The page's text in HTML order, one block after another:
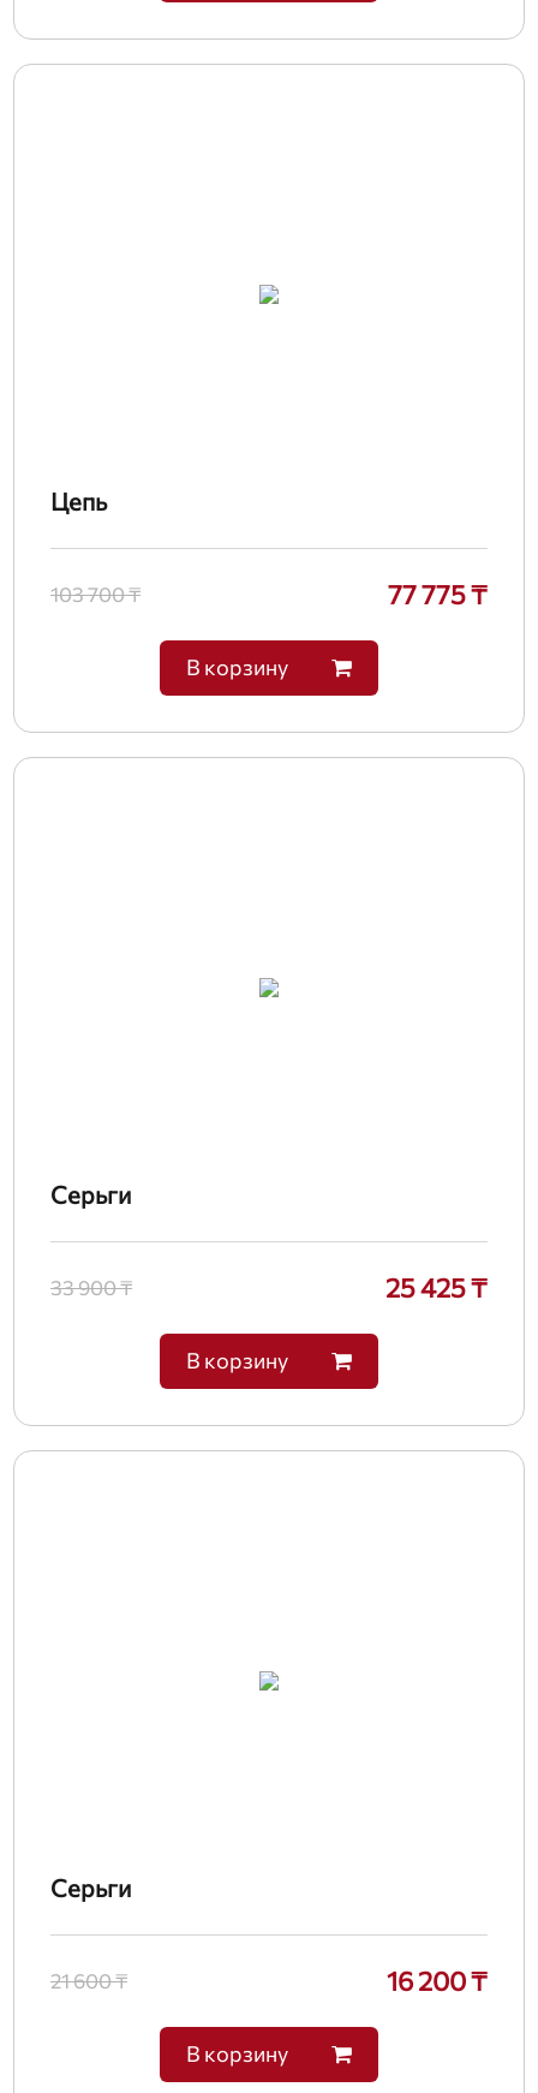
Цепь
103 700 ₸ 77 775 ₸
В корзину
Серьги
33 900 ₸ 25 425 ₸
В корзину
Серьги
21 600 ₸ 16 200 ₸
В корзину